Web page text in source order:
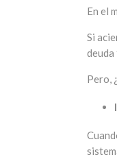
En el
Si
Pero,